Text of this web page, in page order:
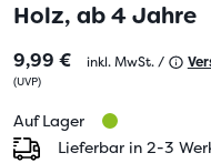
Holz, ab 4 Jahre
9,99 € inkl. MwSt. /
(UVP)
Auf Lager
Lieferbar in 2-3